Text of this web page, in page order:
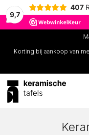
9,7
407
Korting bij aankoop van